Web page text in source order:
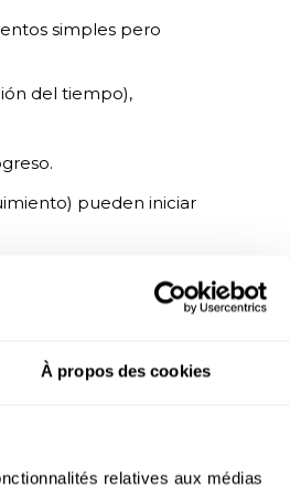
À propos des cookies
relatives aux médias
simples pero
del tiempo),
pueden iniciar
rendimiento